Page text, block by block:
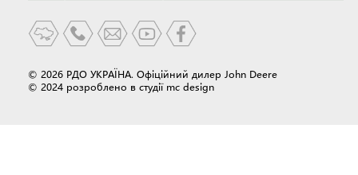
© 2026 РДО УКРАЇНА. Офіційний дилер John Deere
© 2024 розроблено в студії mc design